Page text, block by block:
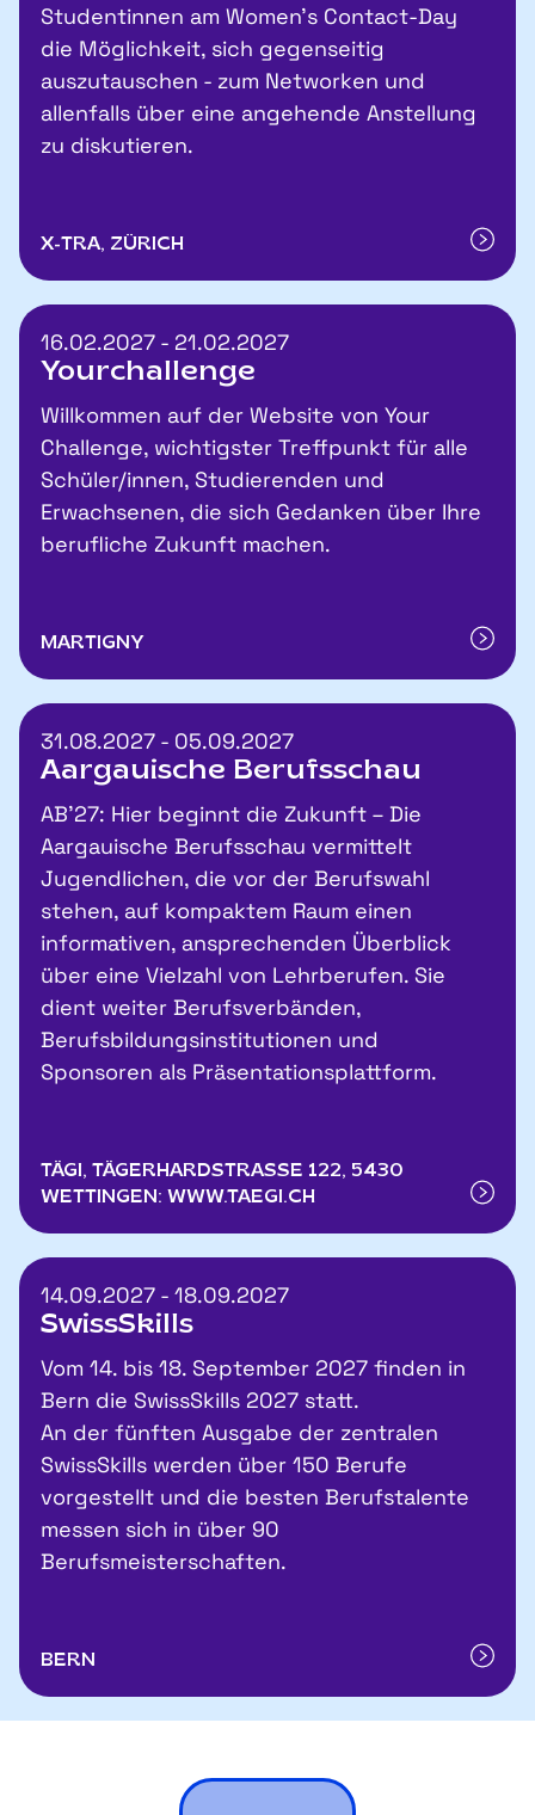
Studentinnen am Women's Contact-Day
die Möglichkeit, sich gegenseitig
auszutauschen - zum Networken und
allenfalls über eine angehende Anstellung
zu diskutieren.
X-TRA, ZÜRICH
16.02.2027 - 21.02.2027
Yourchallenge
Willkommen auf der Website von Your
Challenge, wichtigster Treffpunkt für alle
Schüler/innen, Studierenden und
Erwachsenen, die sich Gedanken über Ihre
berufliche Zukunft machen.
MARTIGNY
31.08.2027 - 05.09.2027
Aargauische Berufsschau
AB’27: Hier beginnt die Zukunft – Die
Aargauische Berufsschau vermittelt
Jugendlichen, die vor der Berufswahl
stehen, auf kompaktem Raum einen
informativen, ansprechenden Überblick
über eine Vielzahl von Lehrberufen. Sie
dient weiter Berufsverbänden,
Berufsbildungsinstitutionen und
Sponsoren als Präsentationsplattform.
TÄGI, TÄGERHARDSTRASSE 122, 5430
WETTINGEN: WWW.TAEGI.CH
14.09.2027 - 18.09.2027
SwissSkills
Vom 14. bis 18. September 2027 finden in
Bern die SwissSkills 2027 statt.
An der fünften Ausgabe der zentralen
SwissSkills werden über 150 Berufe
vorgestellt und die besten Berufstalente
messen sich in über 90
Berufsmeisterschaften.
BERN